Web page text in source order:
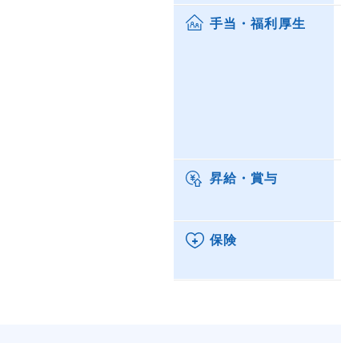
手当・福利厚生
昇給・賞与
保険